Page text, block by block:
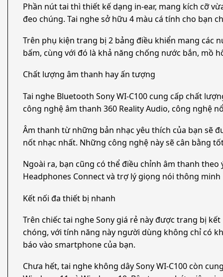
Phần nút tai thì thiết kế dạng in-ear, mang kích cỡ
đeo chúng. Tai nghe sở hữu 4 màu cá tính cho bạn
Trên phụ kiện trang bị 2 bảng điều khiển mang các
bấm, cùng với đó là khả năng chống nước bắn, mồ
Chất lượng âm thanh hay ấn tượng
Tai nghe Bluetooth Sony WI-C100 cung cấp chất
công nghệ âm thanh 360 Reality Audio, công nghệ
Âm thanh từ những bản nhạc yêu thích của bạn sẽ
nốt nhạc nhất. Những công nghệ này sẽ cân bằng
Ngoài ra, bạn cũng có thể điều chỉnh âm thanh
Headphones Connect và trợ lý giọng nói thông
Kết nối đa thiết bị nhanh
Trên chiếc tai nghe Sony giá rẻ này được trang bị
chóng, với tính năng này người dùng không chỉ có
báo vào smartphone của bạn.
Chưa hết, tai nghe không dây Sony WI-C100 còn